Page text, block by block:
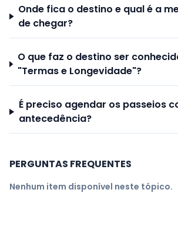
Onde fica o destino e qual é a
de chegar?
O que faz o destino ser
"Termas e Longevidade"?
É preciso agendar os passeios
antecedência?
PERGUNTAS FREQUENTES
Nenhum item disponível neste tópico.